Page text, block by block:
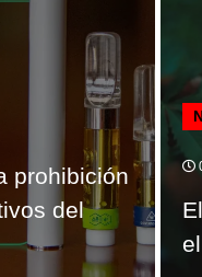
prohibición
del